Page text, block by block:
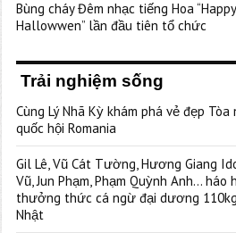
Bùng cháy Đêm nhạc tiếng Hoa “Happy
Hallowwen” lần đầu tiên tổ chức
Trải nghiệm sống
Cùng Lý Nhã Kỳ khám phá vẻ đẹp Tòa
quốc hội Romania
Gil Lê, Vũ Cát Tường, Hương Giang
Vũ, Jun Phạm, Phạm Quỳnh Anh… háo
thưởng thức cá ngừ đại dương
Nhật